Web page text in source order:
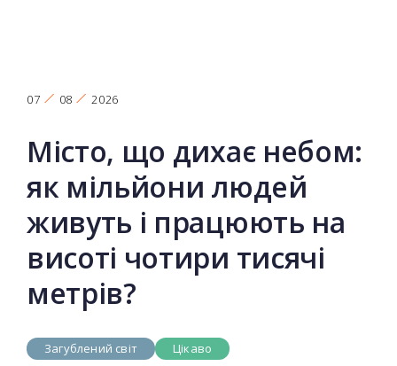
07 08 2026
Місто, що дихає небом:
як мільйони людей
живуть і працюють на
висоті чотири тисячі
метрів?
Загублений світ Цікаво